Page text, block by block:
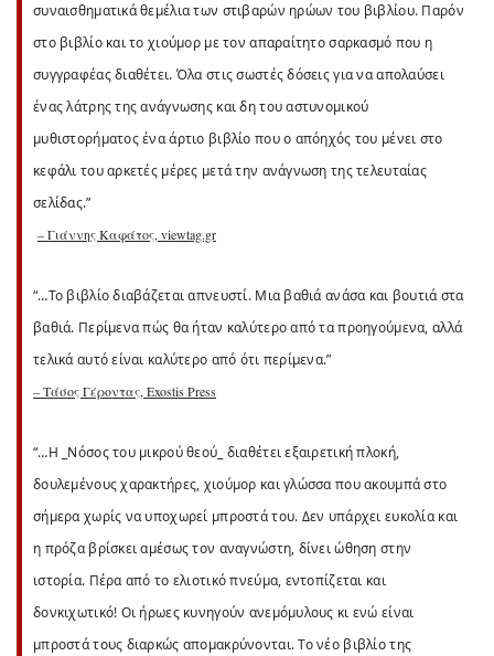
συναισθηματικά θεμέλια των στιβαρών ηρώων του βιβλίου. Παρόν
στο βιβλίο και το χιούμορ με τον απαραίτητο σαρκασμό που η
συγγραφέας διαθέτει. Όλα στις σωστές δόσεις για να απολαύσει
ένας λάτρης της ανάγνωσης και δη του αστυνομικού
μυθιστορήματος ένα άρτιο βιβλίο που ο απόηχός του μένει στο
κεφάλι του αρκετές μέρες μετά την ανάγνωση της τελευταίας
σελίδας.”
– Γιάννης Καφάτος, viewtag.gr
“…Το βιβλίο διαβάζεται απνευστί. Μια βαθιά ανάσα και βουτιά στα
βαθιά. Περίμενα πώς θα ήταν καλύτερο από τα προηγούμενα, αλλά
τελικά αυτό είναι καλύτερο από ότι περίμενα.”
– Τάσος Γέροντας, Exostis Press
“…Η _Νόσος του μικρού θεού_ διαθέτει εξαιρετική πλοκή,
δουλεμένους χαρακτήρες, χιούμορ και γλώσσα που ακουμπά στο
σήμερα χωρίς να υποχωρεί μπροστά του. Δεν υπάρχει ευκολία και
η πρόζα βρίσκει αμέσως τον αναγνώστη, δίνει ώθηση στην
ιστορία. Πέρα από το ελιοτικό πνεύμα, εντοπίζεται και
δονκιχωτικό! Οι ήρωες κυνηγούν ανεμόμυλους κι ενώ είναι
μπροστά τους διαρκώς απομακρύνονται. Το νέο βιβλίο της